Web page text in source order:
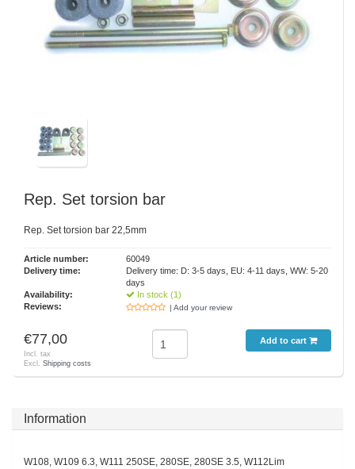
Rep. Set torsion bar
Rep. Set torsion bar 22,5mm
Article number:
60049
Delivery time:
Delivery time: D: 3-5 days, EU: 4-11 days, WW: 5-20
days
Availability:
In stock (1)
Reviews:
| Add your review
€77,00
Incl. tax
Excl. Shipping costs
Add to cart
Information
W108, W109 6.3, W111 250SE, 280SE, 280SE 3.5, W112Lim